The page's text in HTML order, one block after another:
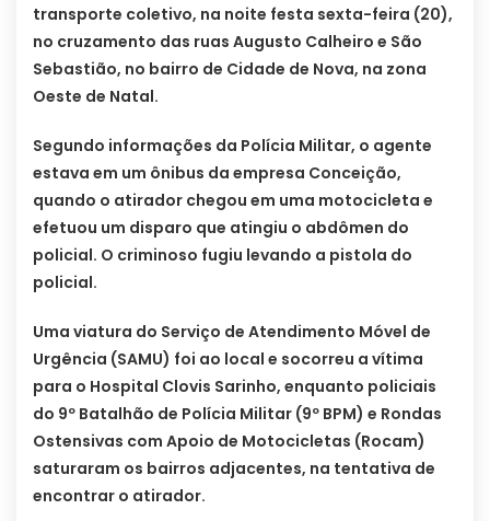
transporte coletivo, na noite festa sexta-feira (20),
no cruzamento das ruas Augusto Calheiro e São
Sebastião, no bairro de Cidade de Nova, na zona
Oeste de Natal.
Segundo informações da Polícia Militar, o agente
estava em um ônibus da empresa Conceição,
quando o atirador chegou em uma motocicleta e
efetuou um disparo que atingiu o abdômen do
policial. O criminoso fugiu levando a pistola do
policial.
Uma viatura do Serviço de Atendimento Móvel de
Urgência (SAMU) foi ao local e socorreu a vítima
para o Hospital Clovis Sarinho, enquanto policiais
do 9º Batalhão de Polícia Militar (9º BPM) e Rondas
Ostensivas com Apoio de Motocicletas (Rocam)
saturaram os bairros adjacentes, na tentativa de
encontrar o atirador.